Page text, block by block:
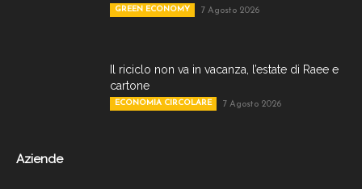
GREEN ECONOMY 7 Agosto 2026
Il riciclo non va in vacanza, l’estate di Raee e
cartone
ECONOMIA CIRCOLARE 7 Agosto 2026
Aziende